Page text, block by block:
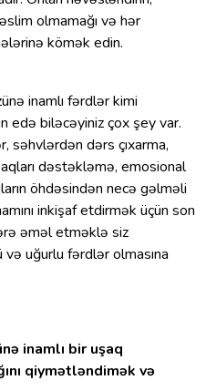
olmamağı və hər
kömək edin.
inamlı fərdlər kimi
edə biləcəyiniz çox şey var.
səhvlərdən dərs çıxarma,
dəstəkləmə, emosional
öhdəsindən necə gəlməli
inkişaf etdirmək üçün son
əməl etməklə siz
və uğurlu fərdlər olmasına
inamlı bir uşaq
qiymətləndimək və